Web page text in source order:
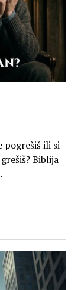
pogrešiš ili si
Biblija